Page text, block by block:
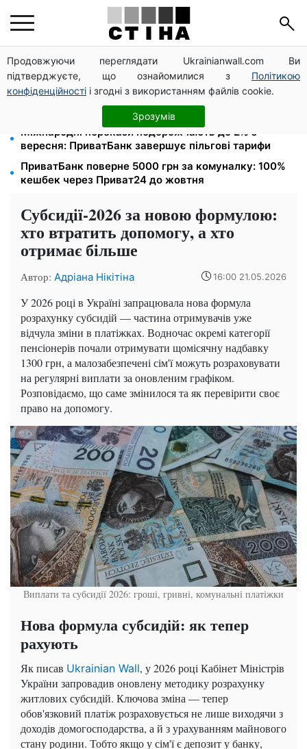
Продовжуючи переглядати Ukrainianwall.com Ви
підтверджуєте, що ознайомилися з Політикою
конфіденційності і згодні з використанням файлів cookie.
Зрозумів
Зарплата 30 000 грн — пенсія 11 500 грн: ПФУ
пояснив, як розрахувати виплати у 2026 році
800 000 грн за інвалідність, 1 млн — родині
загиблого: ПФУ затвердив нові правила виплат
Міжнародні перекази подорожчають до 2% з
вересня: ПриватБанк завершує пільгові тарифи
ПриватБанк поверне 5000 грн за комуналку: 100%
кешбек через Приват24 до жовтня
Субсидії-2026 за новою формулою:
хто втратить допомогу, а хто
отримає більше
Автор: Адріана Нікітіна 16:00 21.05.2026
У 2026 році в Україні запрацювала нова формула
розрахунку субсидій — частина отримувачів уже
відчула зміни в платіжках. Водночас окремі категорії
пенсіонерів почали отримувати щомісячну надбавку
1300 грн, а малозабезпечені сім'ї можуть розраховувати
на регулярні виплати за оновленим графіком.
Розповідаємо, що саме змінилося та як перевірити своє
право на допомогу.
Виплати та субсидії 2026: гроші, гривні, комунальні платіжки
Нова формула субсидій: як тепер
рахують
Як писав Ukrainian Wall, у 2026 році Кабінет Міністрів
України запровадив оновлену методику розрахунку
житлових субсидій. Ключова зміна — тепер
обов'язковий платіж розраховується не лише виходячи з
доходів домогосподарства, а й з урахуванням майнового
стану родини. Тобто якщо у сім'ї є депозит у банку,